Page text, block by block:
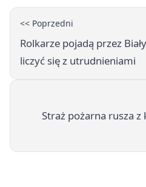
<< Poprzedni
Rolkarze pojadą przez
liczyć się z utrudnieniami
Straż pożarna rusza